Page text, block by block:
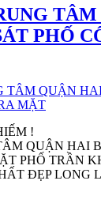
PHỐ
!
QUẬN HAI
PHỐ TRẦN
ĐẸP LONG